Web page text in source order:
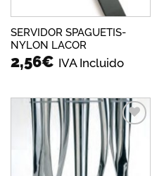
SERVIDOR SPAGUETIS-
NYLON LACOR
2,56€ IVA Incluido
Añadir
a la
lista de
deseos